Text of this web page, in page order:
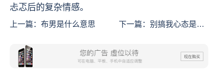
忐忑后的复杂情感。
上一篇： 布男是什么意思 下一篇：别搞我心态是什